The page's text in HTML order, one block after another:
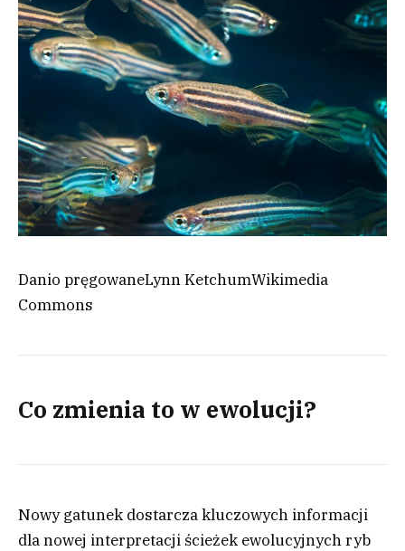
Danio pręgowaneLynn KetchumWikimedia
Commons
Co zmienia to w ewolucji?
Nowy gatunek dostarcza kluczowych informacji
dla nowej interpretacji ścieżek ewolucyjnych ryb